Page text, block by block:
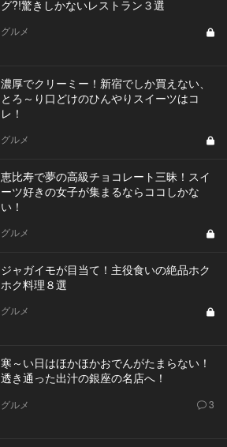
グ?!驚きしかないレストラン３選
グルメ
濃厚でクリーミー！新宿でしか買えない、
とろ～り口どけのひんやりスイーツはコ
レ！
グルメ
恵比寿で夢の高級チョコレート三昧！スイ
ーツ好きの女子が集まるならココしかな
い！
グルメ
ジャガイモが目当て！主役食いの絶品ホク
ホク料理８選
グルメ
寒～い日はほかほかおでんがたまらない！
透き通った出汁の銀座の名店へ！
グルメ 3